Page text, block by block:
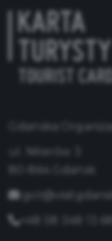
Gdańska
80-864 Gdańsk
+48 58 348 13 68